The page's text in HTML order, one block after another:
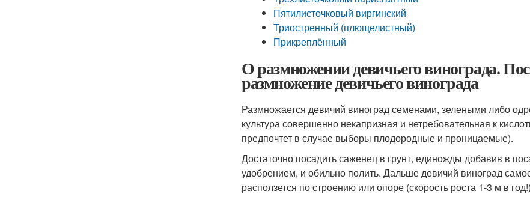
Пятилисточковый виргинский
Триостренный (плющелистный)
Прикреплённый
О размножении девичьего винограда.
размножение девичьего винограда
Размножается девичий виноград семенами, зелеными либо
культура совершенно некапризная и нетребовательная к
предпочтет в случае выборы плодородные и проницаемые).
Достаточно посадить саженец в грунт, единожды добавив в
удобрением, и обильно полить. Дальше девичий виноград
расползется по строению или опоре (скорость роста 1-3 м в